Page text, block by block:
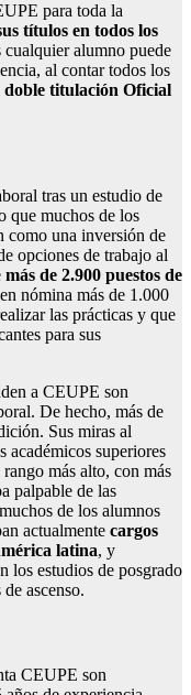
para toda la
títulos en todos los
cualquier alumno puede
al contar todos los
doble titulación Oficial
tras un estudio de
que muchos de los
como una inversión de
opciones de trabajo al
más de 2.900 puestos de
nómina más de 1.000
las prácticas y que
para sus
a CEUPE son
De hecho, más de
Sus miras al
académicos superiores
más alto, con más
palpable de las
de los alumnos
actualmente cargos
latina, y
los estudios de posgrado
ascenso.
CEUPE son